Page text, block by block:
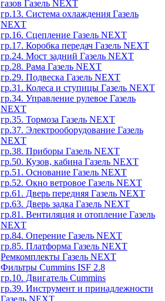
газов Газель NEXT
гр.13. Система охлаждения Газель
NEXT
гр.16. Сцепление Газель NEXT
гр.17. Коробка передач Газель NEXT
гр.24. Мост задний Газель NEXT
гр.28. Рама Газель NEXT
гр.29. Подвеска Газель NEXT
гр.31. Колеса и ступицы Газель NEXT
гр.34. Управление рулевое Газель
NEXT
гр.35. Тормоза Газель NEXT
гр.37. Электрооборудование Газель
NEXT
гр.38. Приборы Газель NEXT
гр.50. Кузов, кабина Газель NEXT
гр.51. Основание Газель NEXT
гр.52. Окно ветровое Газель NEXT
гр.61. Дверь передняя Газель NEXT
гр.63. Дверь задка Газель NEXT
гр.81. Вентиляция и отопление Газель
NEXT
гр.84. Оперение Газель NEXT
гр.85. Платформа Газель NEXT
Ремкомплекты Газель NEXT
Фильтры Cummins ISF 2.8
гр.10. Двигатель Cummins
гр.39. Инструмент и принадлежности
Газель NEXT